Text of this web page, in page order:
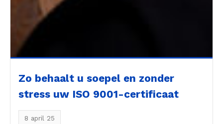
Zo behaalt u soepel en zonder
stress uw ISO 9001-certificaat
8 april 25